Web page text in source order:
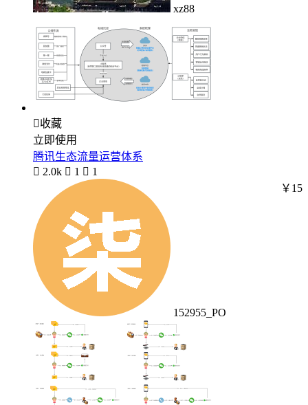
xz88
收藏
立即使用
腾讯生态流量运营体系
 2.0k  1  1
152955_PO
￥15